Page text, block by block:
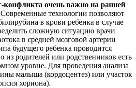
конфликта очень важно на ранней
технологии позволяют
в крови ребенка в случае
сложную ситуацию врачи
в средней мозговой артерии
будущего ребенка проводится
из родителей или родственников есть
уровне. Для проведения анализа
малыша (кордоцентез) или участок
хориона).